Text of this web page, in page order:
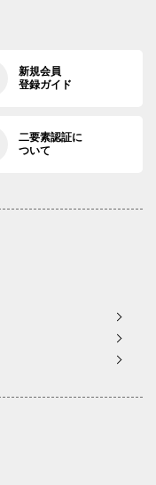
新規会員
登録ガイド
二要素認証に
ついて